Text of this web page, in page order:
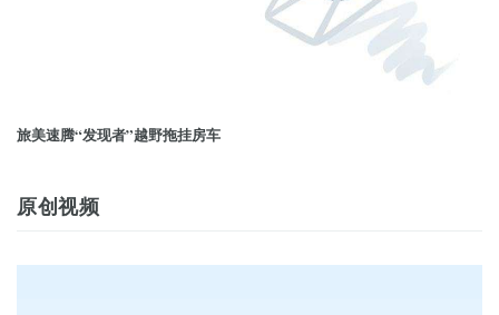
旅美速腾“发现者”越野拖挂房车
原创视频